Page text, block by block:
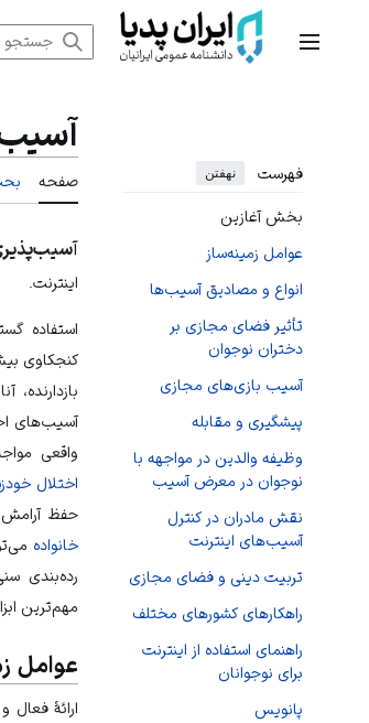
منوی اصلی
فهرست نهفتن
بخش آغازین
عوامل زمینه‌ساز
انواع و مصادیق آسیب‌ها
تأثیر فضای مجازی بر
دختران نوجوان
آسیب بازی‌های مجازی
پیشگیری و مقابله
وظیفه والدین در مواجهه با
نوجوان در معرض آسیب
نقش مادران در کنترل
آسیب‌های اینترنت
تربیت دینی و فضای مجازی
راهکارهای کشورهای مختلف
راهنمای استفاده از اینترنت
برای نوجوانان
پانویس
صفحه
آ
اینترنت.
استفاده
کنجکاوی
آسیب‌های
واقعی
اختلال
حفظ
خانواده
رده‌بندی
مهم‌ترین
عوامل
ارائهٔ فعال